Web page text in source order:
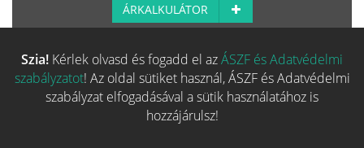
ÁRKALKULÁTOR
Több hasonló játék keresése
Szia! Kérlek olvasd és fogadd el azÁSZF és Adatvédelmi
szabályzatot! Az oldal sütiket használ, ÁSZF és Adatvédelmi
szabályzat elfogadásával a sütik használatához is
hozzájárulsz!